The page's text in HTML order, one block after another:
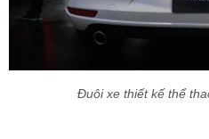
Đuôi xe thiết kế thể